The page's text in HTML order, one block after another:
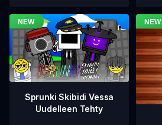
Sprunki Skibidi Vessa
Uudelleen Tehty